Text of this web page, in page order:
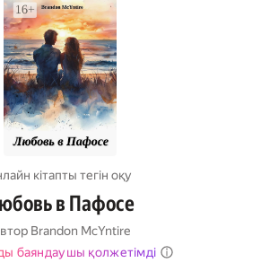
кітапты тегін оқу
в Пафосе
Brandon McYntire
баяндаушы қолжетімді